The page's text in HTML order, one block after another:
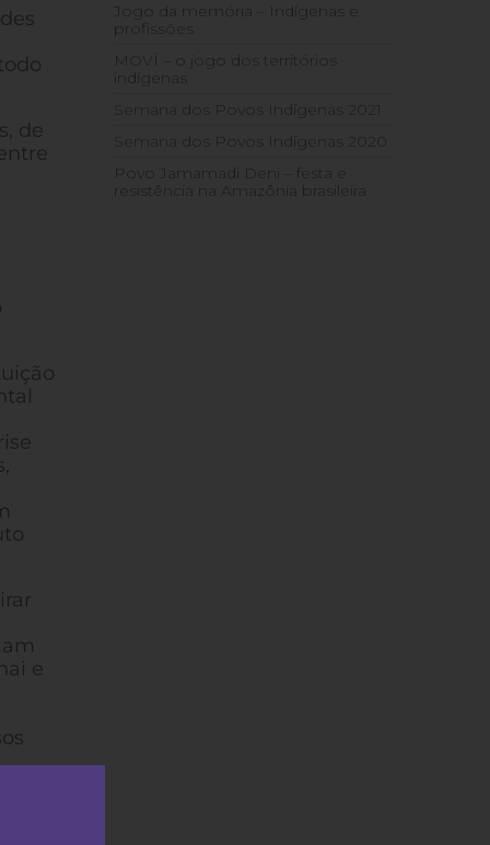
de
e
Jogo da memória – Indígenas e
profissões
MOVÍ – o jogo dos territórios
indígenas
Semana dos Povos Indígenas 2021
Semana dos Povos Indígenas 2020
Povo Jamamadi Deni – festa e
resistência na Amazônia brasileira